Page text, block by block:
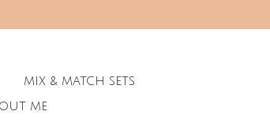
MIX & MATCH SETS
ME